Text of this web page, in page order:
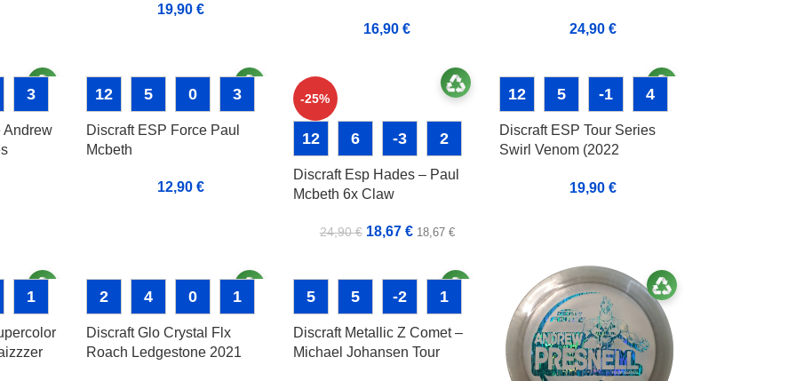
19,90 €
16,90€ 24,90€
3
Andrew
12 5 0 3
Discraft ESP Force Paul
Mcbeth
12,90 €
-25%
12 6 -3 2
Discraft Esp Hades – Paul
Mcbeth 6x Claw
24,90€ 18,67 € 18,67 €
12 5 -1 4
Discraft ESP Tour Series
Swirl Venom (2022
19,90€
1 2 4 0 1
Discraft Glo Crystal Flx
Roach Ledgestone 2021
5 5 -2 1
Discraft Metallic Z Comet –
Michael Johansen Tour